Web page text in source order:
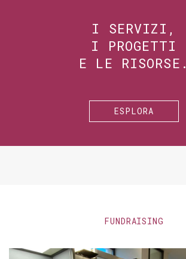
I SERVIZI,
I PROGETTI
E LE RISORSE.
ESPLORA
FUNDRAISING